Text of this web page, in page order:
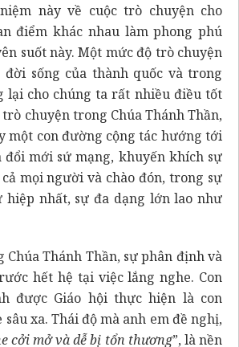
này về cuộc trò chuyện cho
điểm khác nhau làm phong phú
suốt này. Một mức độ trò chuyện
sống của thành quốc và trong
lại cho chúng ta rất nhiều điều tốt
chuyện trong Chúa Thánh Thần,
một con đường cộng tác hướng tới
đổi mới sứ mạng, khuyến khích sự
mọi người và chào đón, trong sự
hiệp nhất, sự đa dạng lớn lao như
Thánh Thần, sự phân định và
hết hệ tại việc lắng nghe. Con
được Giáo hội thực hiện là con
xa. Thái độ mà anh em đề nghị,
cởi mở và dễ bị tổn thương”, là nền